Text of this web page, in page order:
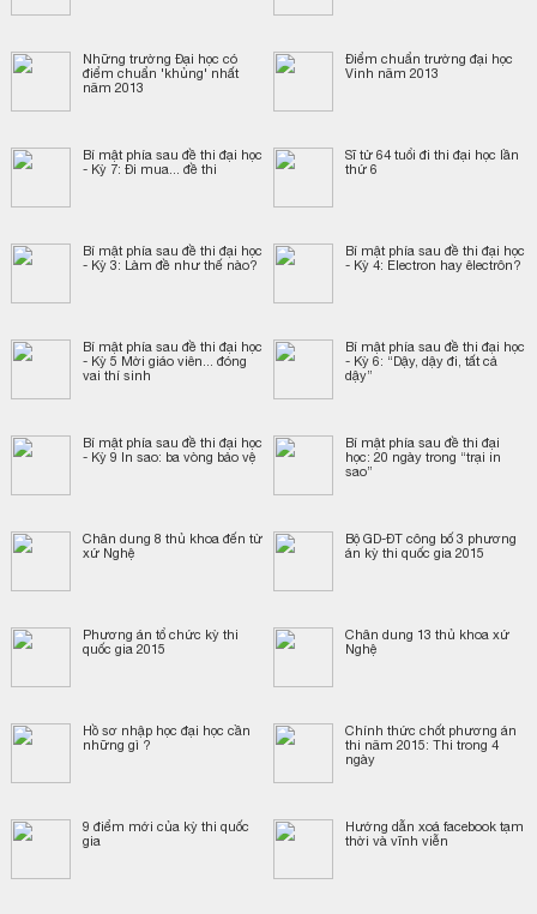
Những trường Đại học có
điểm chuẩn 'khủng' nhất
năm 2013
Điểm chuẩn trường đại học
Vinh năm 2013
Bí mật phía sau đề thi đại học
- Kỳ 7: Đi mua... đề thi
Sĩ tử 64 tuổi đi thi đại học lần
thứ 6
Bí mật phía sau đề thi đại học
- Kỳ 3: Làm đề như thế nào?
Bí mật phía sau đề thi đại học
- Kỳ 4: Electron hay êlectrôn?
Bí mật phía sau đề thi đại học
- Kỳ 5 Mời giáo viên... đóng
vai thí sinh
Bí mật phía sau đề thi đại học
- Kỳ 6: “Dậy, dậy đi, tất cả
dậy”
Bí mật phía sau đề thi đại học
- Kỳ 9 In sao: ba vòng bảo vệ
Bí mật phía sau đề thi đại
học: 20 ngày trong “trại in
sao”
Chân dung 8 thủ khoa đến từ
xứ Nghệ
Bộ GD-ĐT công bố 3 phương
án kỳ thi quốc gia 2015
Phương án tổ chức kỳ thi
quốc gia 2015
Chân dung 13 thủ khoa xứ
Nghệ
Hồ sơ nhập học đại học cần
những gì ?
Chính thức chốt phương án
thi năm 2015: Thi trong 4
ngày
​9 điểm mới của kỳ thi quốc
gia
Hướng dẫn xoá facebook tạm
thời và vĩnh viễn